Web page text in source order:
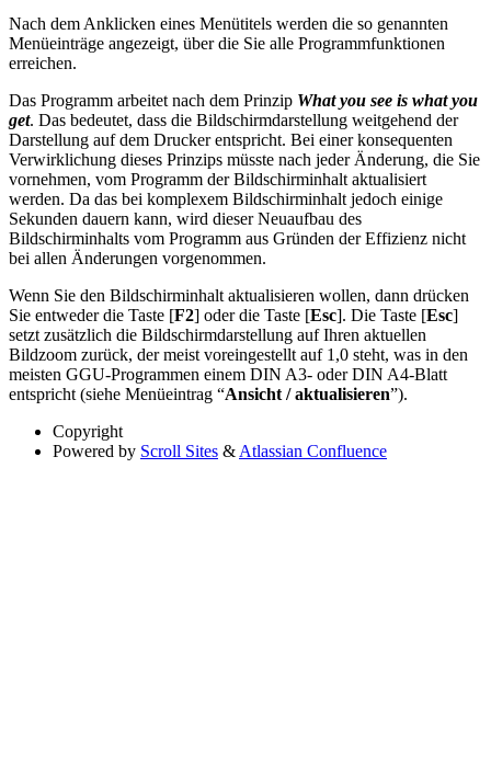
Nach dem Anklicken eines Menütitels werden die so genannten
Menüeinträge angezeigt, über die Sie alle Programmfunktionen
erreichen.
Das Programm arbeitet nach dem Prinzip What you see is what you
get. Das bedeutet, dass die Bildschirmdarstellung weitgehend der
Darstellung auf dem Drucker entspricht. Bei einer konsequenten
Verwirklichung dieses Prinzips müsste nach jeder Änderung, die Sie
vornehmen, vom Programm der Bildschirminhalt aktualisiert
werden. Da das bei komplexem Bildschirminhalt jedoch einige
Sekunden dauern kann, wird dieser Neuaufbau des
Bildschirminhalts vom Programm aus Gründen der Effizienz nicht
bei allen Änderungen vorgenommen.
Wenn Sie den Bildschirminhalt aktualisieren wollen, dann drücken
Sie entweder die Taste [F2] oder die Taste [Esc]. Die Taste [Esc]
setzt zusätzlich die Bildschirmdarstellung auf Ihren aktuellen
Bildzoom zurück, der meist voreingestellt auf 1,0 steht, was in den
meisten GGU-Programmen einem DIN A3- oder DIN A4-Blatt
entspricht (siehe Menüeintrag “Ansicht / aktualisieren”).
Copyright
Powered by Scroll Sites & Atlassian Confluence